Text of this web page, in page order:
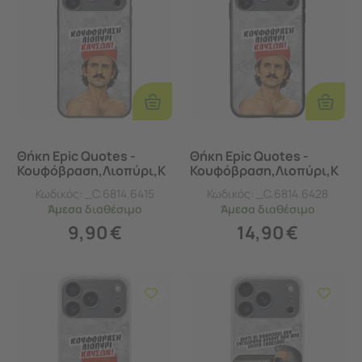
Προσθήκη
Στο
Καλάθι
Θήκη Epic Quotes -
Κουφόβραση,Λιοπύρι,Κ
Black TPU (Μαύρη
Σιλικόνη)
Κωδικός:
_C.6814.6415
Άμεσα διαθέσιμο
9,90€
Στο
Καλάθι
Θήκη Epic Quotes -
Κουφόβραση,Λιοπύρι,Κ
Groove TPU (Tempered
Glass και TPU)
Κωδικός:
_C.6814.6428
Άμεσα διαθέσιμο
14,90€